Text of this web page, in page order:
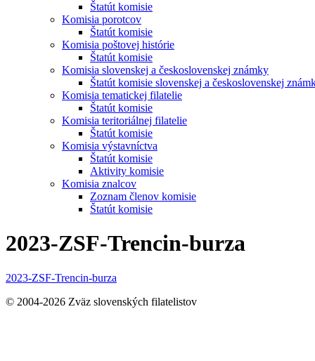
Štatút komisie
Komisia porotcov
Štatút komisie
Komisia poštovej histórie
Štatút komisie
Komisia slovenskej a československej známky
Štatút komisie slovenskej a československej
Komisia tematickej filatelie
Štatút komisie
Komisia teritoriálnej filatelie
Štatút komisie
Komisia výstavníctva
Štatút komisie
Aktivity komisie
Komisia znalcov
Zoznam členov komisie
Štatút komisie
2023-ZSF-Trencin-burza
2023-ZSF-Trencin-burza
© 2004-2026 Zväz slovenských filatelistov